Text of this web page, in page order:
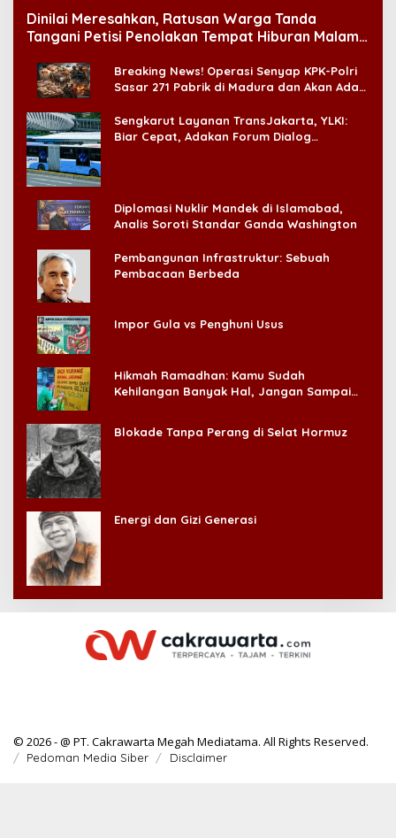
Dinilai Meresahkan, Ratusan Warga Tanda
Tangani Petisi Penolakan Tempat Hiburan Malam
Breaking News! Operasi Senyap KPK-Polri
Sasar 271 Pabrik di Madura dan Akan Ada
Sengkarut Layanan TransJakarta, YLKI:
Biar Cepat, Adakan Forum Dialog
Diplomasi Nuklir Mandek di Islamabad,
Analis Soroti Standar Ganda Washington
Pembangunan Infrastruktur: Sebuah
Pembacaan Berbeda
Impor Gula vs Penghuni Usus
Hikmah Ramadhan: Kamu Sudah
Kehilangan Banyak Hal, Jangan Sampai
Blokade Tanpa Perang di Selat Hormuz
Energi dan Gizi Generasi
© 2026 - @ PT. Cakrawarta Megah Mediatama. All Rights Reserved.
Pedoman Media Siber Disclaimer